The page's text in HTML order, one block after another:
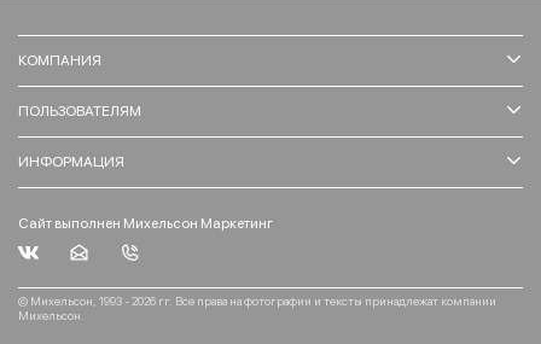
КОМПАНИЯ
ПОЛЬЗОВАТЕЛЯМ
ИНФОРМАЦИЯ
Сайт выполнен Михельсон Маркетинг
© Михельсон, 1993 - 2026 гг. Все права на фотографии и тексты принадлежат компании
Михельсон.